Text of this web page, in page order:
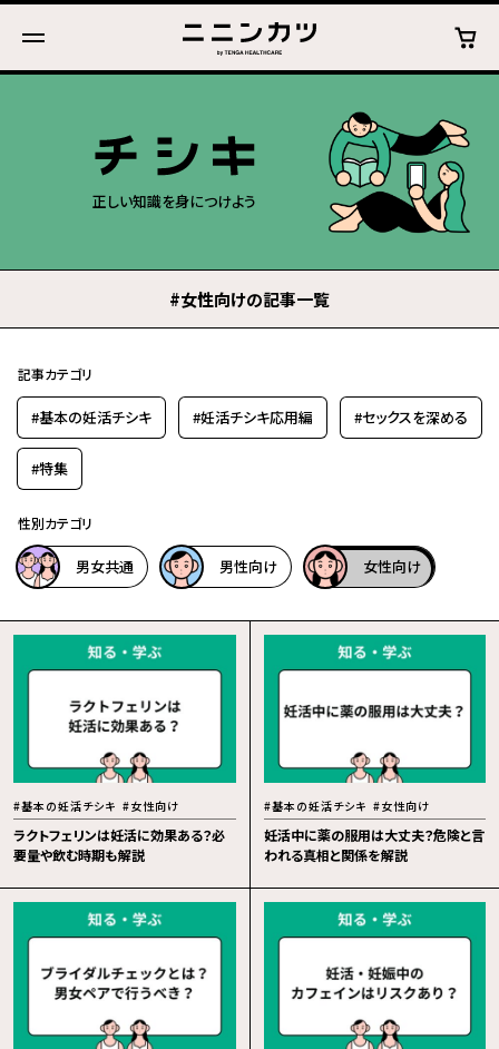
正しい知識を身につけよう
#女性向けの記事一覧
記事カテゴリ
#基本の妊活チシキ #妊活チシキ応用編 #セックスを深める
#特集
性別カテゴリ
男女共通 男性向け 女性向け
#基本の妊活チシキ #女性向け
ラクトフェリンは妊活に効果ある？必
要量や飲む時期も解説
#基本の妊活チシキ #女性向け
妊活中に薬の服用は大丈夫？危険と言
われる真相と関係を解説